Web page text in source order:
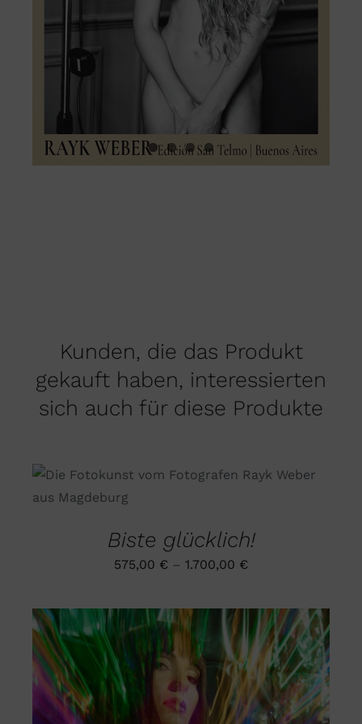
Kunden, die das Produkt
gekauft haben, interessierten
sich auch für diese Produkte
AUSFÜHRUNG WÄHLEN
DIESES
VARIANTEN
AUF.
DIE
AUF
DER
PRODUKTSEITE
GEWÄHLT
WERDEN
/
DETAILS
Biste glücklich!
575,00 € – 1.700,00 €